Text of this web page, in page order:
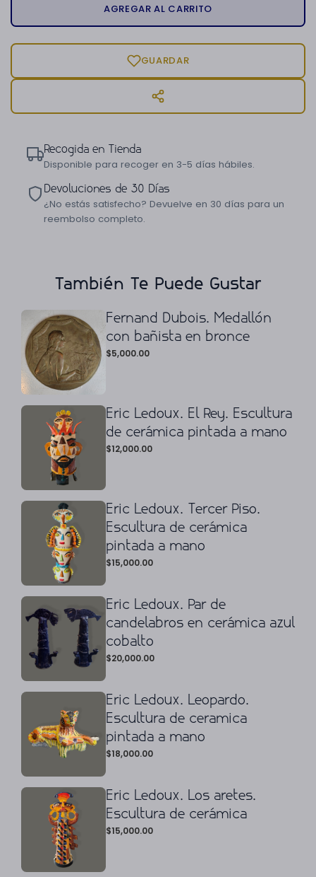
AGREGAR AL CARRITO
GUARDAR
Recogida en Tienda
Disponible para recoger en 3-5 días hábiles.
Devoluciones de 30 Días
¿No estás satisfecho? Devuelve en 30 días para un
reembolso completo.
También Te Puede Gustar
Fernand Dubois. Medallón
con bañista en bronce
$5,000.00
Eric Ledoux. El Rey. Escultura
de cerámica pintada a mano
$12,000.00
Eric Ledoux. Tercer Piso.
Escultura de cerámica
pintada a mano
$15,000.00
Eric Ledoux. Par de
candelabros en cerámica azul
cobalto
$20,000.00
Eric Ledoux. Leopardo.
Escultura de ceramica
pintada a mano
$18,000.00
Eric Ledoux. Los aretes.
Escultura de cerámica
$15,000.00